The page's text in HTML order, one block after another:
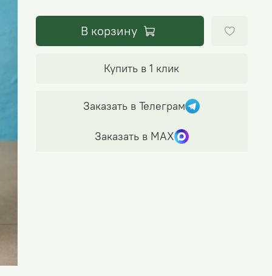
В корзину
Купить в 1 клик
Заказать в Телеграм
Заказать в МАХ